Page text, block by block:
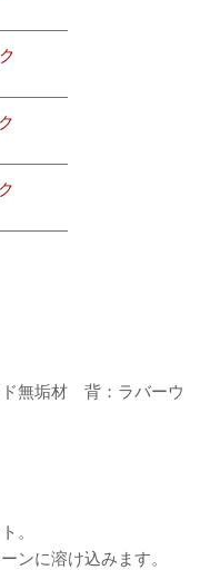
ド無垢材 背：ラバーウ
。
ンに溶け込みます。